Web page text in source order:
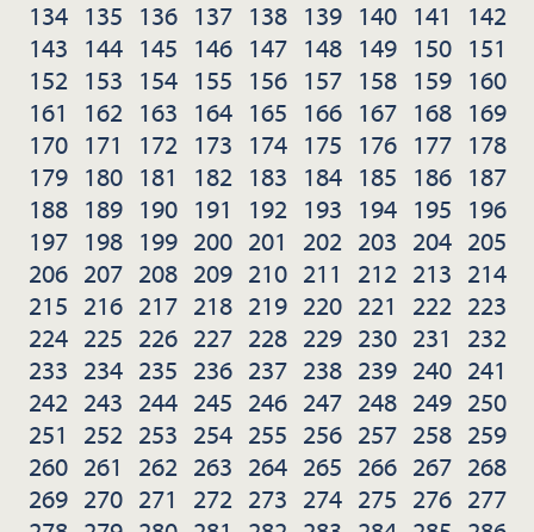
134 135 136 137 138 139 140 141
142
143 144 145 146 147 148 149 150 151
152 153 154 155 156 157 158 159 160
161
162 163 164 165 166 167 168 169
170 171 172 173 174 175 176 177 178
179 180 181 182 183 184 185 186 187
188 189 190 191 192 193 194 195 196
197 198 199 200 201 202 203 204 205
206 207 208 209 210 211 212 213 214
215 216 217 218 219 220 221 222 223
224 225 226 227 228 229 230 231
232
233 234 235 236 237 238 239 240 241
242 243 244 245 246 247 248 249 250
251
252 253 254 255 256 257 258 259
260 261 262 263 264 265 266 267 268
269 270 271 272 273 274 275 276 277